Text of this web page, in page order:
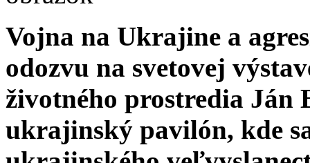
Vojna na Ukrajine a
odozvu na svetovej
životného prostredia Ján
ukrajinský pavilón, kde